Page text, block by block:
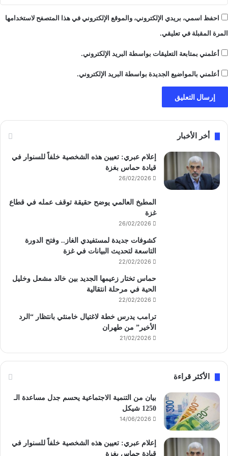
احفظ اسمي، بريدي الإلكتروني، والموقع الإلكتروني في هذا المتصفح لاستخدامها
المرة المقبلة في تعليقي.
أعلمني بمتابعة التعليقات بواسطة البريد الإلكتروني.
أعلمني بالمواضيع الجديدة بواسطة البريد الإلكتروني.
أخر الأخبار
إعلام عبري: تعيين هذه الشخصية خلفاً للسنوار في
قيادة حماس بغزة
26/02/2026
المطبخ العالمي يوضح حقيقة توقف عمله في قطاع
غزة
26/02/2026
كشوفات جديدة لمستفيدي الغاز.. وفتح الدورة
التاسعة لتحديث البيانات في غزة
22/02/2026
حماس تختار زعيمها الجديد بين خالد مشعل وخليل
الحية في مرحلة انتقالية
22/02/2026
ترامب يدرس خطة لاغتيال خامنئي بانتظار “الرد
الأخير” من طهران
21/02/2026
الأكثر قراءة
بيان من التنمية الاجتماعية يحسم جدل مساعدة الـ
1250 شيكل
14/06/2026
إعلام عبري: تعيين هذه الشخصية خلفاً للسنوار في
قيادة حماس بغزة